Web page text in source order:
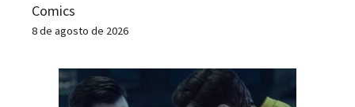
Comics
8 de agosto de 2026